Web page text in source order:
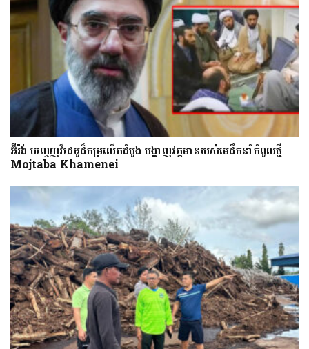
អ៊ីរ៉ង់ បញ្ចេញវីដេអូដ៏កម្រលើក​ដំបូង បង្ហាញ​វត្តមាន​​​របស់​​មេដឹកនាំកំពូលថ្មី
Mojtaba Khamenei